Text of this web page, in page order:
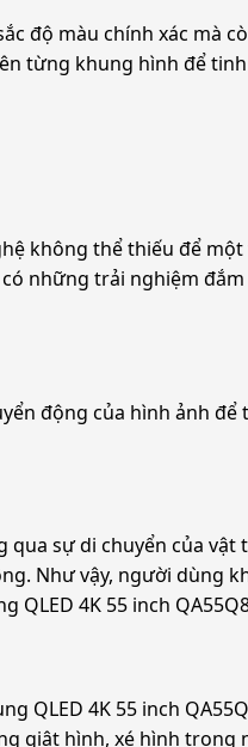
độ màu chính xác mà
từng khung hình để
không thể thiếu để
những trải nghiệm
động của hình ảnh
sự di chuyển của vật
Như vậy, người dùng
4K 55 inch
QLED 4K 55 inch
giật hình, xé hình trong